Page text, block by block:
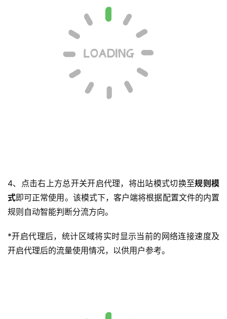
4、点击右上方总开关开启代理，将出站模式切换至规则模
式即可正常使用。该模式下，客户端将根据配置文件的内置
规则自动智能判断分流方向。
*开启代理后，统计区域将实时显示当前的网络连接速度及
开启代理后的流量使用情况，以供用户参考。